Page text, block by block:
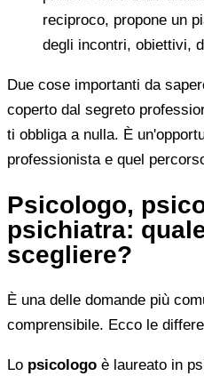
reciproco, propone un
degli incontri, obiettivi,
Due cose importanti da
coperto dal segreto
ti obbliga a nulla. È
professionista e quel
Psicologo,
psichiatra:
scegliere?
È una delle domande più
comprensibile. Ecco le
Lo psicologo è laureato in